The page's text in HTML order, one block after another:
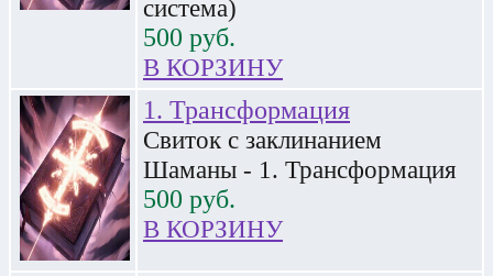
система)
500 руб.
В КОРЗИНУ
1. Трансформация
Свиток с заклинанием
Шаманы - 1. Трансформация
500 руб.
В КОРЗИНУ